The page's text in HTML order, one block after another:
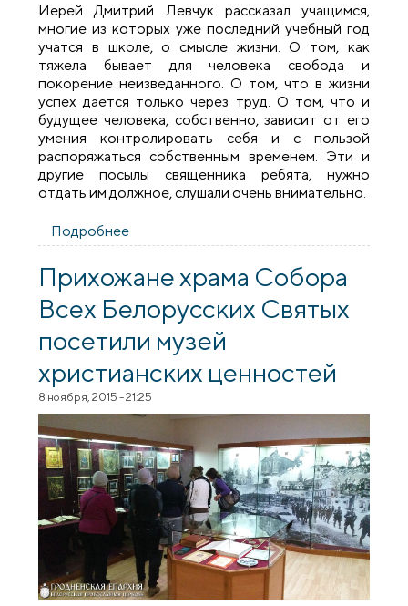
Иерей Дмитрий Левчук рассказал учащимся,
многие из которых уже последний учебный год
учатся в школе, о смысле жизни. О том, как
тяжела бывает для человека свобода и
покорение неизведанного. О том, что в жизни
успех дается только через труд. О том, что и
будущее человека, собственно, зависит от его
умения контролировать себя и с пользой
распоряжаться собственным временем. Эти и
другие посылы священника ребята, нужно
отдать им должное, слушали очень внимательно.
Подробнее
состоялась встреча со священником
Прихожане храма Собора
Всех Белорусских Святых
посетили музей
христианских ценностей
8 ноября, 2015 - 21:25